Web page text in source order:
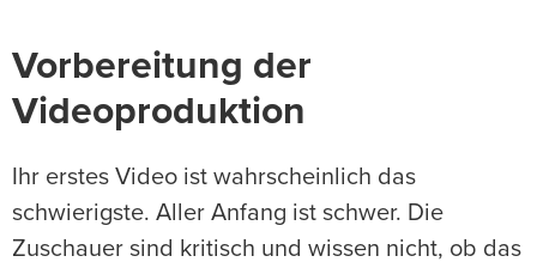
Vorbereitung der
Videoproduktion
Ihr erstes Video ist wahrscheinlich das
schwierigste. Aller Anfang ist schwer. Die
Zuschauer sind kritisch und wissen nicht, ob das